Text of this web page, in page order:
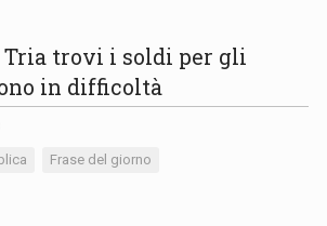
Tria trovi i soldi per gli
in difficoltà
Frase del giorno